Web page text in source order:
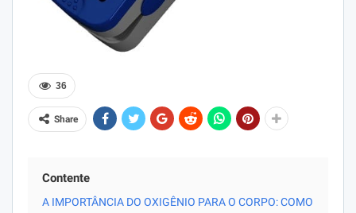
36
Share
Contente
A IMPORTÂNCIA DO OXIGÊNIO PARA O CORPO: COMO